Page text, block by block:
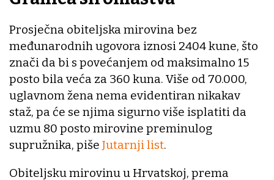
Prosječna obiteljska mirovina bez
međunarodnih ugovora iznosi 2404 kune, što
znači da bi s povećanjem od maksimalno 15
posto bila veća za 360 kuna. Više od 70.000,
uglavnom žena nema evidentiran nikakav
staž, pa će se njima sigurno više isplatiti da
uzmu 80 posto mirovine preminulog
supružnika, piše Jutarnji list.
Obiteljsku mirovinu u Hrvatskoj, prema